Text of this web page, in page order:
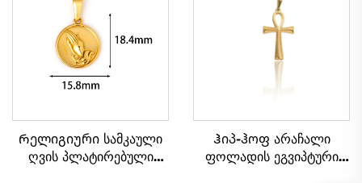
Რელიგიური სამკაული
ღვის პლატირებული
Ჰიპ-ჰოფ არაჩალი
ფოლადის ეგვიპტური